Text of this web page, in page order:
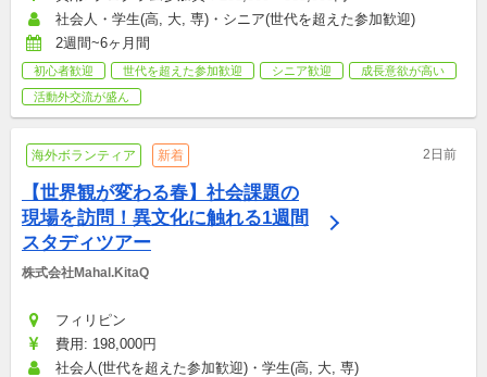
社会人・学生(高, 大, 専)・シニア(世代を超えた参加歓迎)
2週間~6ヶ月間
初心者歓迎 世代を超えた参加歓迎 シニア歓迎
成長意欲が高い
活動外交流が盛ん
海外ボランティア 新着 2日前
【世界観が変わる春】社会課題の
現場を訪問！異文化に触れる1週間
スタディツアー
株式会社Mahal.KitaQ
フィリピン
費用: 198,000円
社会人(世代を超えた参加歓迎)・学生(高, 大, 専)